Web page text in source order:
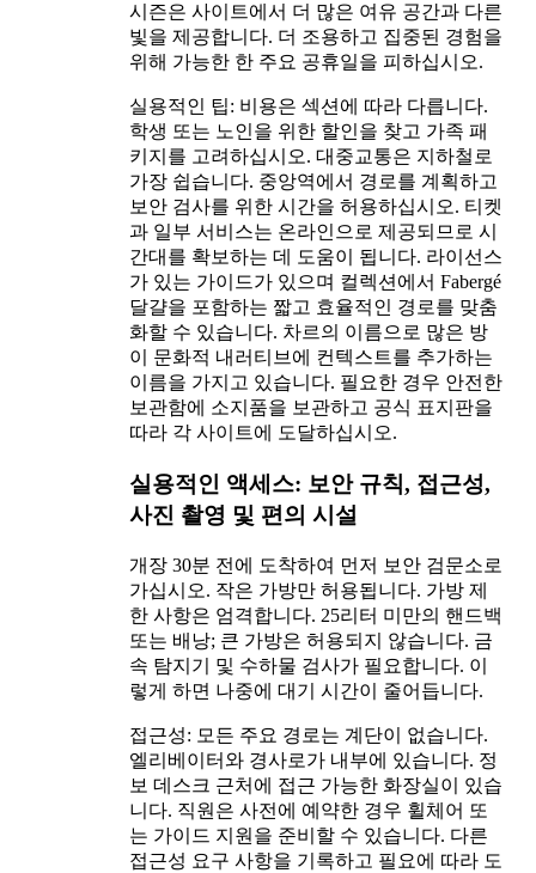
시즌은 사이트에서 더 많은 여유 공간과 다른
빛을 제공합니다. 더 조용하고 집중된 경험을
위해 가능한 한 주요 공휴일을 피하십시오.
실용적인 팁: 비용은 섹션에 따라 다릅니다.
학생 또는 노인을 위한 할인을 찾고 가족 패
키지를 고려하십시오. 대중교통은 지하철로
가장 쉽습니다. 중앙역에서 경로를 계획하고
보안 검사를 위한 시간을 허용하십시오. 티켓
과 일부 서비스는 온라인으로 제공되므로 시
간대를 확보하는 데 도움이 됩니다. 라이선스
가 있는 가이드가 있으며 컬렉션에서 Fabergé
달걀을 포함하는 짧고 효율적인 경로를 맞춤
화할 수 있습니다. 차르의 이름으로 많은 방
이 문화적 내러티브에 컨텍스트를 추가하는
이름을 가지고 있습니다. 필요한 경우 안전한
보관함에 소지품을 보관하고 공식 표지판을
따라 각 사이트에 도달하십시오.
실용적인 액세스: 보안 규칙, 접근성,
사진 촬영 및 편의 시설
개장 30분 전에 도착하여 먼저 보안 검문소로
가십시오. 작은 가방만 허용됩니다. 가방 제
한 사항은 엄격합니다. 25리터 미만의 핸드백
또는 배낭; 큰 가방은 허용되지 않습니다. 금
속 탐지기 및 수하물 검사가 필요합니다. 이
렇게 하면 나중에 대기 시간이 줄어듭니다.
접근성: 모든 주요 경로는 계단이 없습니다.
엘리베이터와 경사로가 내부에 있습니다. 정
보 데스크 근처에 접근 가능한 화장실이 있습
니다. 직원은 사전에 예약한 경우 휠체어 또
는 가이드 지원을 준비할 수 있습니다. 다른
접근성 요구 사항을 기록하고 필요에 따라 도